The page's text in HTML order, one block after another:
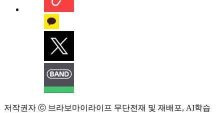
저작권자 ⓒ 브라보마이라이프 무단전재 및 재배포, AI학습